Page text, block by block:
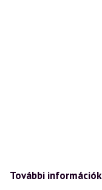
További információk